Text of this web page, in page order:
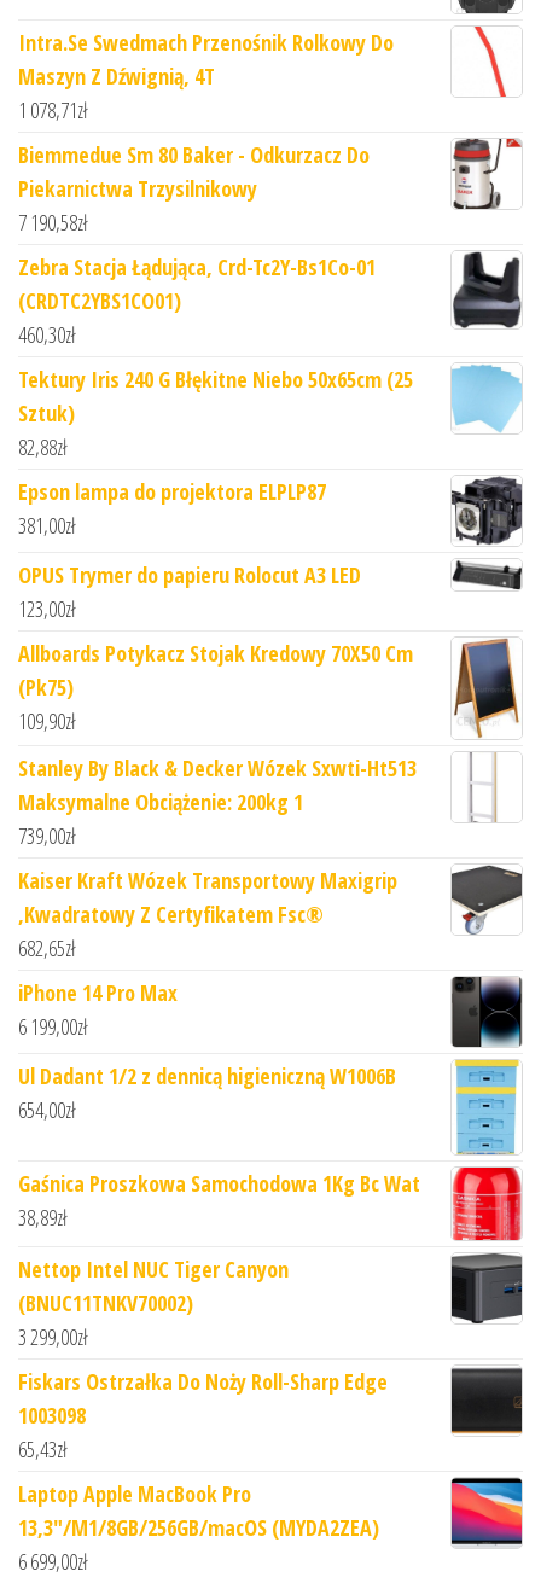
Intra.Se Swedmach Przenośnik Rolkowy Do
Maszyn Z Dźwignią, 4T
1 078,71zł
Biemmedue Sm 80 Baker - Odkurzacz Do
Piekarnictwa Trzysilnikowy
7 190,58zł
Zebra Stacja Łądująca, Crd-Tc2Y-Bs1Co-01
(CRDTC2YBS1CO01)
460,30zł
Tektury Iris 240 G Błękitne Niebo 50x65cm (25
Sztuk)
82,88zł
Epson lampa do projektora ELPLP87
381,00zł
OPUS Trymer do papieru Rolocut A3 LED
123,00zł
Allboards Potykacz Stojak Kredowy 70X50 Cm
(Pk75)
109,90zł
Stanley By Black & Decker Wózek Sxwti-Ht513
Maksymalne Obciążenie: 200kg 1
739,00zł
Kaiser Kraft Wózek Transportowy Maxigrip
,Kwadratowy Z Certyfikatem Fsc®
682,65zł
iPhone 14 Pro Max
6 199,00zł
Ul Dadant 1/2 z dennicą higieniczną W1006B
654,00zł
Gaśnica Proszkowa Samochodowa 1Kg Bc Wat
38,89zł
Nettop Intel NUC Tiger Canyon
(BNUC11TNKV70002)
3 299,00zł
Fiskars Ostrzałka Do Noży Roll-Sharp Edge
1003098
65,43zł
Laptop Apple MacBook Pro
13,3"/M1/8GB/256GB/macOS (MYDA2ZEA)
6 699,00zł